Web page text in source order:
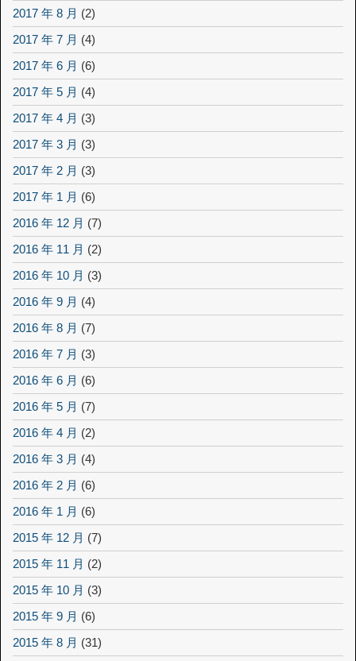
2017 年 8 月 (2)
2017 年 7 月 (4)
2017 年 6 月 (6)
2017 年 5 月 (4)
2017 年 4 月 (3)
2017 年 3 月 (3)
2017 年 2 月 (3)
2017 年 1 月 (6)
2016 年 12 月 (7)
2016 年 11 月 (2)
2016 年 10 月 (3)
2016 年 9 月 (4)
2016 年 8 月 (7)
2016 年 7 月 (3)
2016 年 6 月 (6)
2016 年 5 月 (7)
2016 年 4 月 (2)
2016 年 3 月 (4)
2016 年 2 月 (6)
2016 年 1 月 (6)
2015 年 12 月 (7)
2015 年 11 月 (2)
2015 年 10 月 (3)
2015 年 9 月 (6)
2015 年 8 月 (31)